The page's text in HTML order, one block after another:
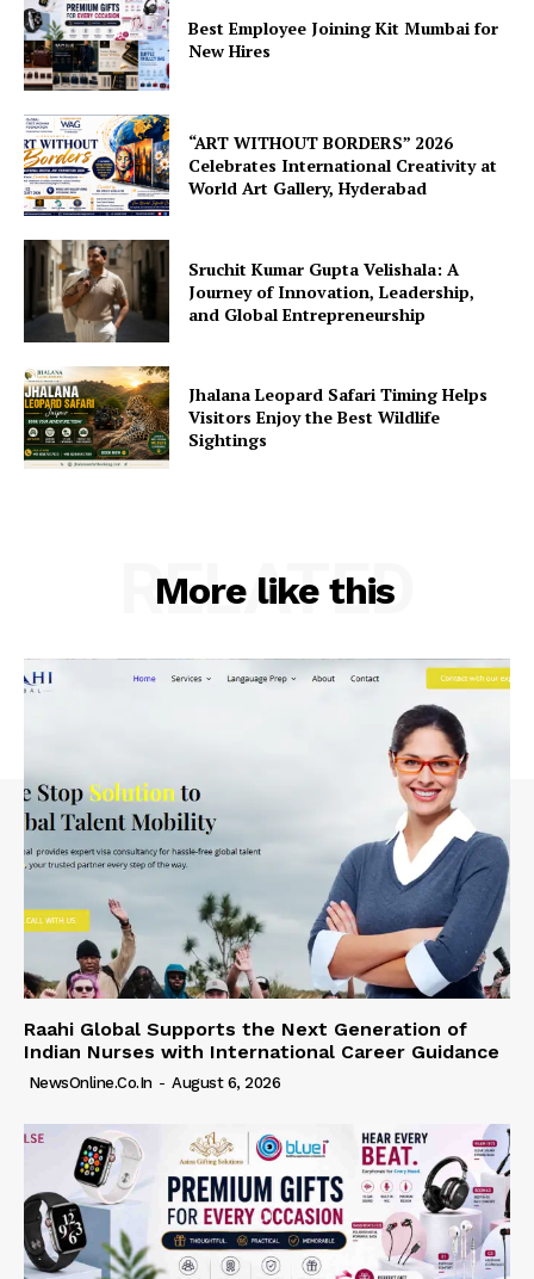
Best Employee Joining Kit Mumbai for
New Hires
“ART WITHOUT BORDERS” 2026
Celebrates International Creativity at
World Art Gallery, Hyderabad
Sruchit Kumar Gupta Velishala: A
Journey of Innovation, Leadership,
and Global Entrepreneurship
Jhalana Leopard Safari Timing Helps
Visitors Enjoy the Best Wildlife
Sightings
More like this
RELATED
Raahi Global Supports the Next Generation of
Indian Nurses with International Career Guidance
NewsOnline.co.in - August 6, 2026